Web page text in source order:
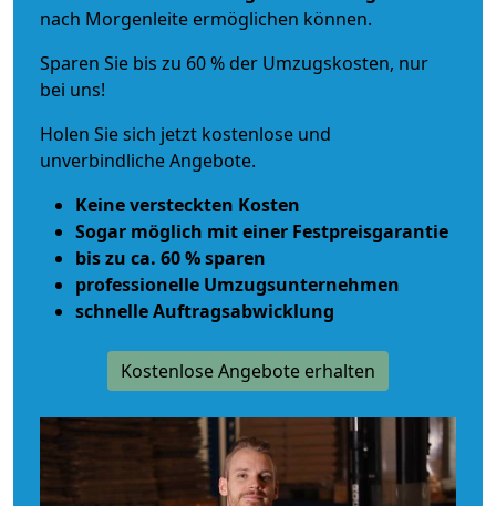
nach Morgenleite ermöglichen können.
Sparen Sie bis zu 60 % der Umzugskosten, nur
bei uns!
Holen Sie sich jetzt kostenlose und
unverbindliche Angebote.
Keine versteckten Kosten
Sogar möglich mit einer Festpreisgarantie
bis zu ca. 60 % sparen
professionelle Umzugsunternehmen
schnelle Auftragsabwicklung
Kostenlose Angebote erhalten